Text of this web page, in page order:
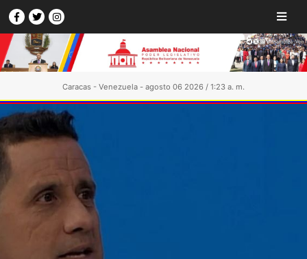
Caracas - Venezuela - agosto 06 2026 / 1:23 a. m.